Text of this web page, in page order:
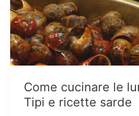
Come cucinare le
Tipi e ricette sarde